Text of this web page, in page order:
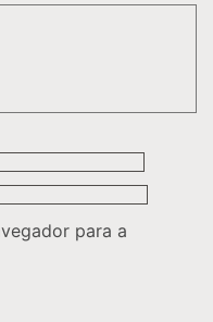
para a